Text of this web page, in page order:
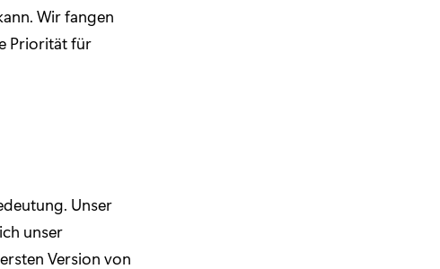
Wir fangen
Priorität für
Unser
unser
Version von